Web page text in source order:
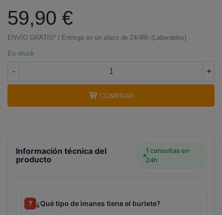
59,90 €
ENVÍO GRATIS* | Entrega en un plazo de 24/48h (Laborables)
En stock
- +
COMPRAR
Información técnica del
producto
1 consultas en
24h
? ¿Qué tipo de imanes tiene el burlete?